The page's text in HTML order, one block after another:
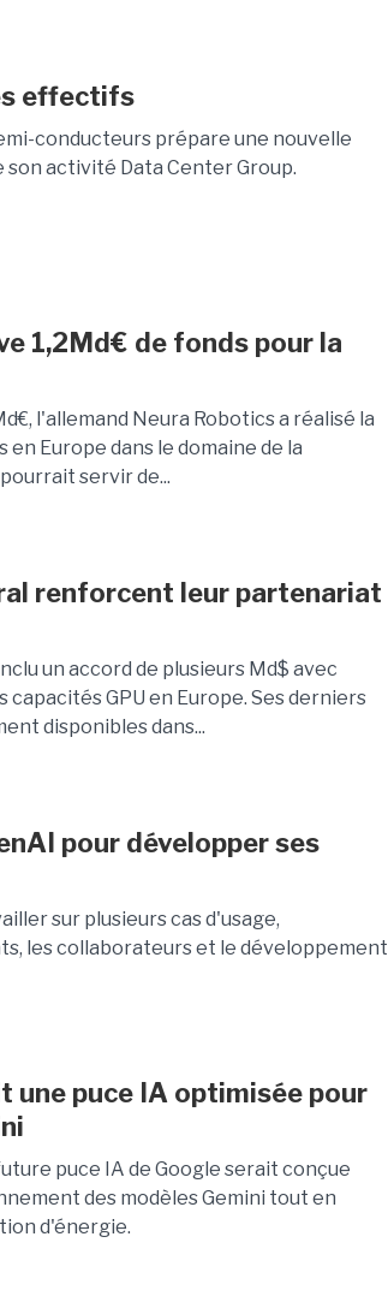
effectifs
conducteurs prépare une nouvelle
activité Data Center Group.
1,2Md€ de fonds pour la
l'allemand Neura Robotics a réalisé la
en Europe dans le domaine de la
servir de...
renforcent leur partenariat
un accord de plusieurs Md$ avec
GPU en Europe. Ses derniers
disponibles dans...
pour développer ses
sur plusieurs cas d'usage,
les collaborateurs et le développement
une puce IA optimisée pour
puce IA de Google serait conçue
des modèles Gemini tout en
d'énergie.